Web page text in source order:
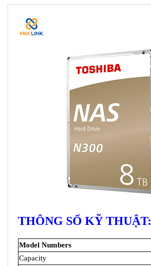
THÔNG SỐ KỸ THUẬT:
Model Numbers
Capacity